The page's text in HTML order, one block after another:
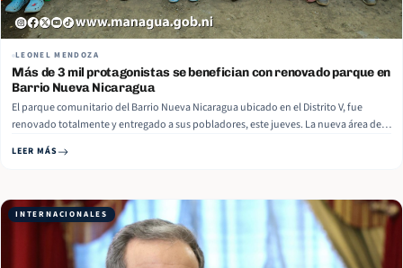
LEONEL MENDOZA
Más de 3 mil protagonistas se benefician con renovado parque en
Barrio Nueva Nicaragua
El parque comunitario del Barrio Nueva Nicaragua ubicado en el Distrito V, fue
renovado totalmente y entregado a sus pobladores, este jueves. La nueva área de
recreación mide 710 metros cuadrados, informaron las autoridades edilicias.
Durante la actividad de entrega, la Secretaria del Concejo Municipal, Jennifer
LEER MÁS
INTERNACIONALES